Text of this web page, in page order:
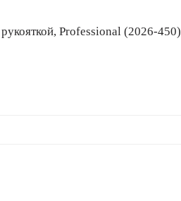
рукояткой, Professional (2026-450)